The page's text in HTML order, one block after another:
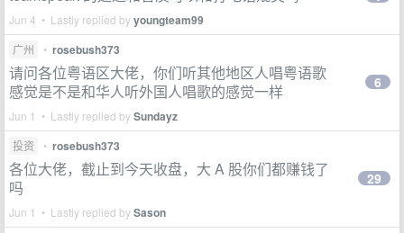
Jun 4 • Lastly replied byyoungteam99
广州 • rosebush373
请问各位粤语区大佬，你们听其他地区人唱粤语歌
感觉是不是和华人听外国人唱歌的感觉一样
Jun 1 • Lastly replied bySundayz
6
投资 • rosebush373
各位大佬，截止到今天收盘，大 A 股你们都赚钱了
吗
Jun 1 • Lastly replied bySason
29